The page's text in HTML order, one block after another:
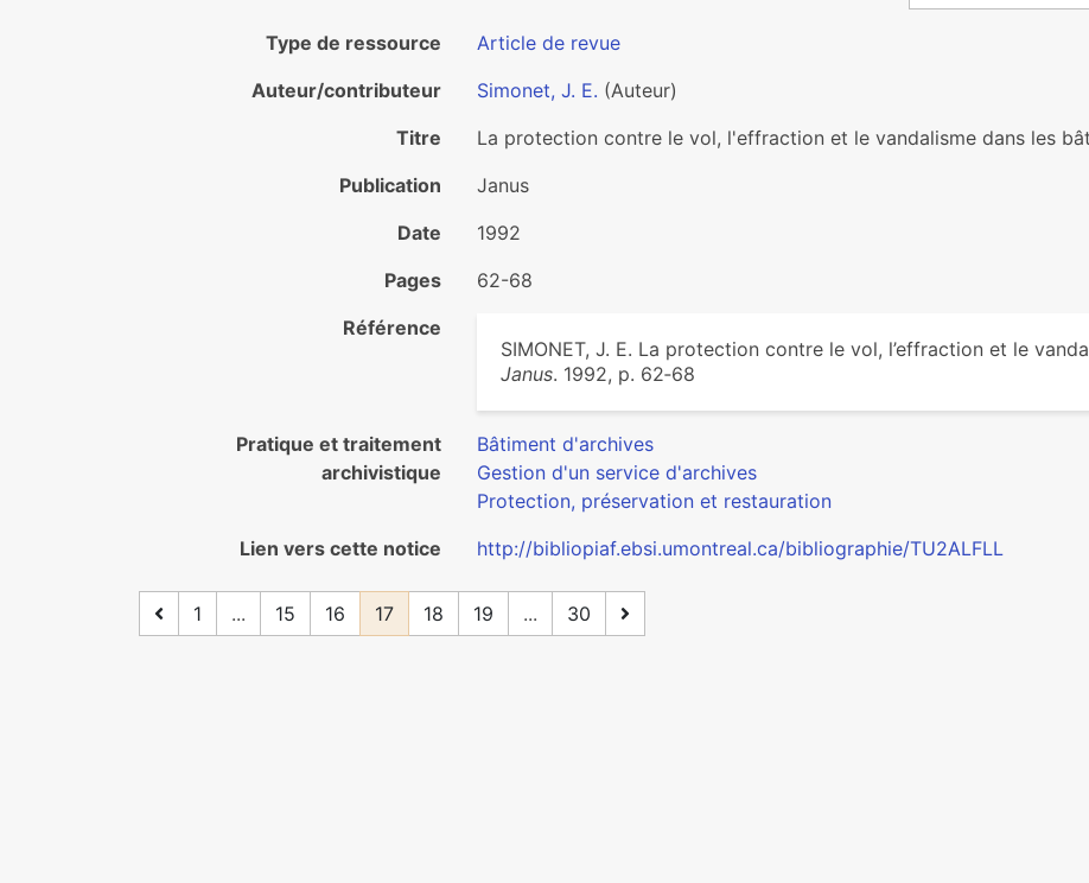
Type de ressource
Article de revue
Auteur/contributeur
Simonet, J. E. (Auteur)
Titre
La protection contre le vol, l'effraction et le vandalisme dans les
Publication
Janus
Date
1992
Pages
62-68
Référence
SIMONET, J. E. La protection contre le vol, l’effraction et le
Janus. 1992, p. 62‑68
Pratique et traitement
archivistique
Bâtiment d'archives
Gestion d'un service d'archives
Protection, préservation et restauration
Lien vers cette notice
http://bibliopiaf.ebsi.umontreal.ca/bibliographie/TU2ALFLL
1 ... 15 16 17 18 19 ... 30